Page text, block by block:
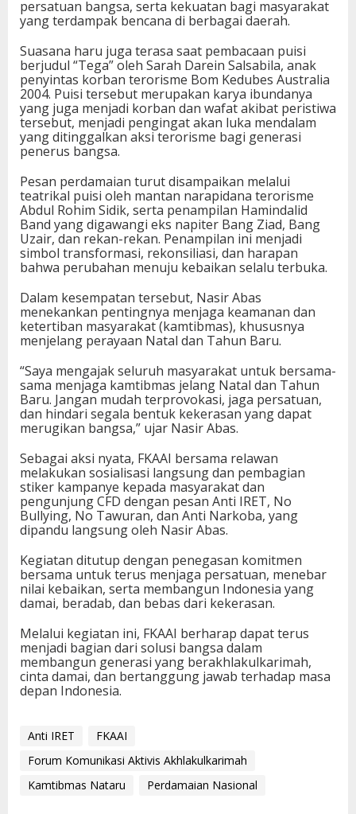
persatuan bangsa, serta kekuatan bagi masyarakat
yang terdampak bencana di berbagai daerah.
Suasana haru juga terasa saat pembacaan puisi
berjudul “Tega” oleh Sarah Darein Salsabila, anak
penyintas korban terorisme Bom Kedubes Australia
2004. Puisi tersebut merupakan karya ibundanya
yang juga menjadi korban dan wafat akibat peristiwa
tersebut, menjadi pengingat akan luka mendalam
yang ditinggalkan aksi terorisme bagi generasi
penerus bangsa.
Pesan perdamaian turut disampaikan melalui
teatrikal puisi oleh mantan narapidana terorisme
Abdul Rohim Sidik, serta penampilan Hamindalid
Band yang digawangi eks napiter Bang Ziad, Bang
Uzair, dan rekan-rekan. Penampilan ini menjadi
simbol transformasi, rekonsiliasi, dan harapan
bahwa perubahan menuju kebaikan selalu terbuka.
Dalam kesempatan tersebut, Nasir Abas
menekankan pentingnya menjaga keamanan dan
ketertiban masyarakat (kamtibmas), khususnya
menjelang perayaan Natal dan Tahun Baru.
“Saya mengajak seluruh masyarakat untuk bersama-
sama menjaga kamtibmas jelang Natal dan Tahun
Baru. Jangan mudah terprovokasi, jaga persatuan,
dan hindari segala bentuk kekerasan yang dapat
merugikan bangsa,” ujar Nasir Abas.
Sebagai aksi nyata, FKAAI bersama relawan
melakukan sosialisasi langsung dan pembagian
stiker kampanye kepada masyarakat dan
pengunjung CFD dengan pesan Anti IRET, No
Bullying, No Tawuran, dan Anti Narkoba, yang
dipandu langsung oleh Nasir Abas.
Kegiatan ditutup dengan penegasan komitmen
bersama untuk terus menjaga persatuan, menebar
nilai kebaikan, serta membangun Indonesia yang
damai, beradab, dan bebas dari kekerasan.
Melalui kegiatan ini, FKAAI berharap dapat terus
menjadi bagian dari solusi bangsa dalam
membangun generasi yang berakhlakulkarimah,
cinta damai, dan bertanggung jawab terhadap masa
depan Indonesia.
Anti IRET
FKAAI
Forum Komunikasi Aktivis Akhlakulkarimah
Kamtibmas Nataru
Perdamaian Nasional